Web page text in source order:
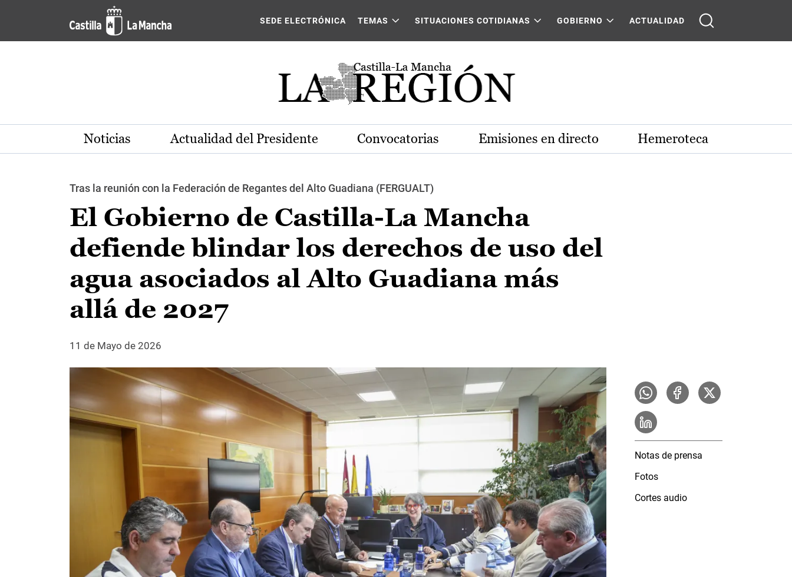
Pasar al contenido principal
SEDE ELECTRÓNICA TEMAS SITUACIONES COTIDIANAS GOBIERNO ACTUALIDAD
Noticias Actualidad del Presidente Convocatorias Emisiones en directo Hemeroteca
Tras la reunión con la Federación de Regantes del Alto Guadiana (FERGUALT)
El Gobierno de Castilla-La Mancha
defiende blindar los derechos de uso del
agua asociados al Alto Guadiana más
allá de 2027
11 de Mayo de 2026
Notas de prensa
Fotos
Cortes audio